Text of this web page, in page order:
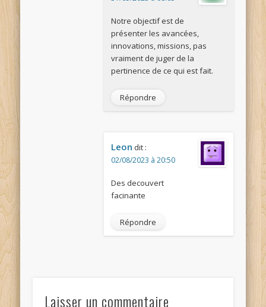
Notre objectif est de
présenter les avancées,
innovations, missions, pas
vraiment de juger de la
pertinence de ce qui est fait.
Répondre
Leon dit :
02/08/2023 à 20:50
Des decouvert
facinante
Répondre
Laisser un commentaire